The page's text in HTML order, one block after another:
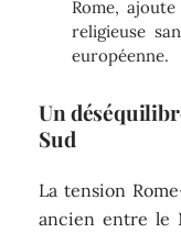
Rome,
religieuse
européenne.
Un
Sud
La tension
ancien entre le